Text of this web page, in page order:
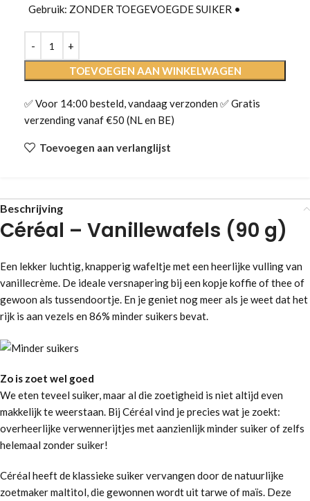
Gebruik: ZONDER TOEGEVOEGDE SUIKER •
TOEVOEGEN AAN WINKELWAGEN
✅ Voor 14:00 besteld, vandaag verzonden ✅ Gratis
verzending vanaf €50 (NL en BE)
Toevoegen aan verlanglijst
Beschrijving
Céréal – Vanillewafels (90 g)
Een lekker luchtig, knapperig wafeltje met een heerlijke vulling van
vanillecrème. De ideale versnapering bij een kopje koffie of thee of
gewoon als tussendoortje. En je geniet nog meer als je weet dat het
rijk is aan vezels en 86% minder suikers bevat.
Zo is zoet wel goed
We eten teveel suiker, maar al die zoetigheid is niet altijd even
makkelijk te weerstaan. Bij Céréal vind je precies wat je zoekt:
overheerlijke verwennerijtjes met aanzienlijk minder suiker of zelfs
helemaal zonder suiker!
Céréal heeft de klassieke suiker vervangen door de natuurlijke
zoetmaker maltitol, die gewonnen wordt uit tarwe of maïs. Deze